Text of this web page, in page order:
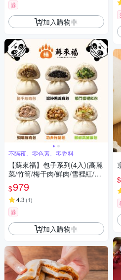
券
加入購物車
不隔夜、零色素、零香料
【蘇來福】包子系列(4入)(高麗
菜/竹筍/梅干肉/鮮肉/雪裡紅/黑
芝麻)_6包組
$979
4.3 (1)
券
加入購物車
$